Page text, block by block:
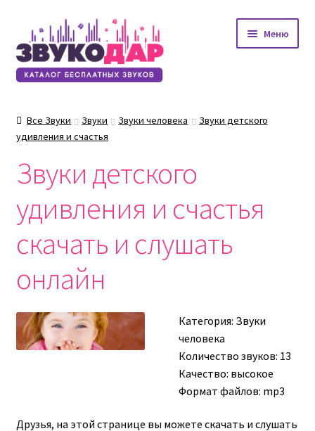
Перейти
к
навигации
Перейти
к
содержимому
Меню
Все Звуки Звуки Звуки человека
Звуки детского
удивления и счастья
Звуки детского
удивления и счастья
скачать и слушать
онлайн
Категория: Звуки
человека
Количество звуков: 13
Качество: высокое
Формат файлов: mp3
Друзья, на этой странице вы можете скачать и слушать